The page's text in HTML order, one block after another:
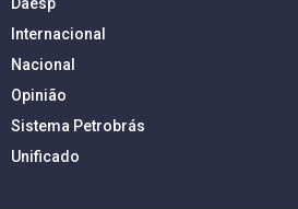
Internacional
Nacional
Opinião
Sistema Petrobrás
Unificado